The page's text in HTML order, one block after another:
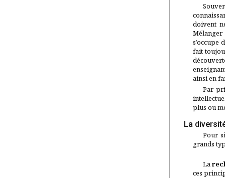
doivent
s’occupe
fait
ainsi en
Par
plus ou
La
Pour
grands
La
ces